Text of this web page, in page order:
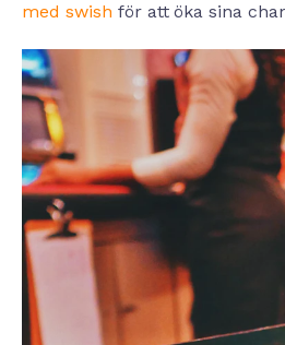
med swish för att öka sina